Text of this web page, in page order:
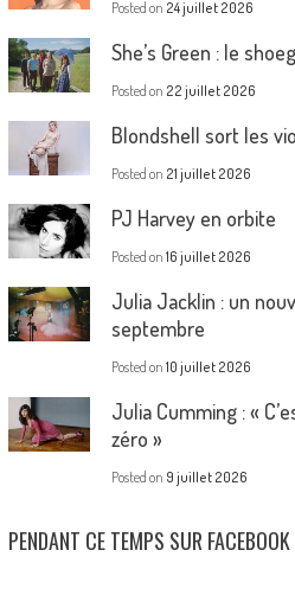
Posted on 24 juillet 2026
She’s Green : le
Posted on 22 juillet 2026
Blondshell sort les
Posted on 21 juillet 2026
PJ Harvey en orbite
Posted on 16 juillet 2026
Julia Jacklin : un
septembre
Posted on 10 juillet 2026
Julia Cumming : «
zéro »
Posted on 9 juillet 2026
PENDANT CE TEMPS SUR FACEBOOK